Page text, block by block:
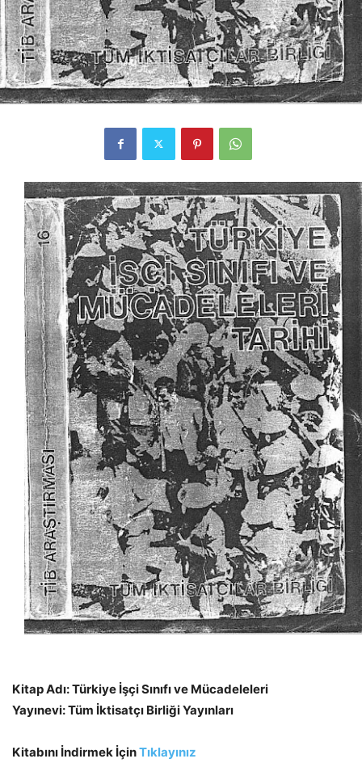
Kitap Adı: Türkiye İşçi Sınıfı ve Mücadeleleri
Yayınevi: Tüm İktisatçı Birliği Yayınları
Kitabını İndirmek İçinTıklayınız